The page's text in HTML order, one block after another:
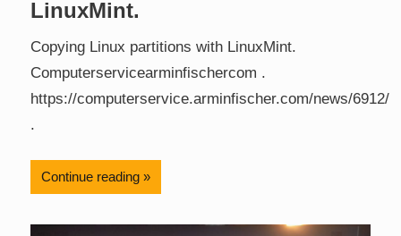
LinuxMint.
Copying Linux partitions with LinuxMint.
Computerservicearminfischercom .
https://computerservice.arminfischer.com/news/6912/
.
Continue reading